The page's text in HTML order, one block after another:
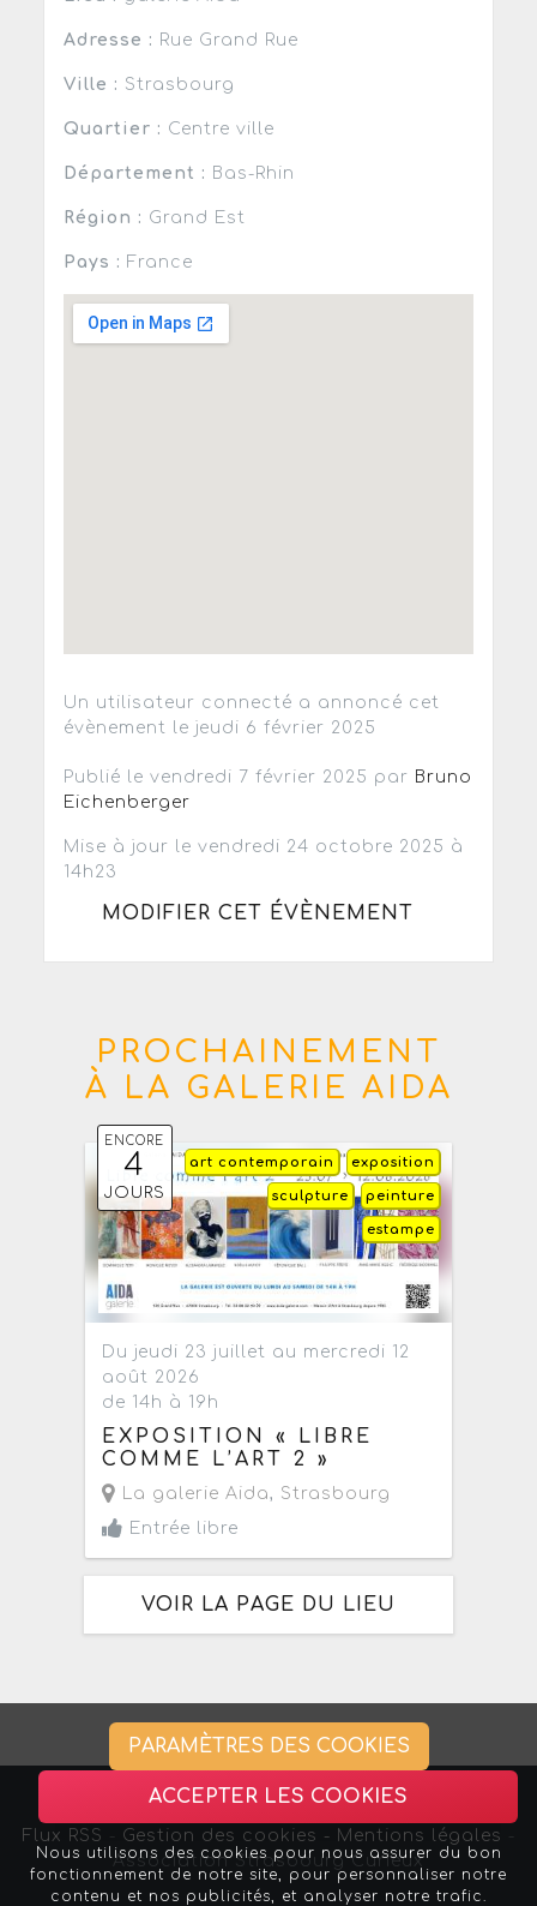
Adresse : Rue Grand Rue
Ville : Strasbourg
Quartier : Centre ville
Département : Bas-Rhin
Région : Grand Est
Pays : France
Un utilisateur connecté a annoncé cet
évènement le jeudi 6 février 2025
Publié le vendredi 7 février 2025 par Bruno
Eichenberger
Mise à jour le vendredi 24 octobre 2025 à
14h23
MODIFIER CET ÉVÈNEMENT
PROCHAINEMENT
À LA GALERIE AIDA
ENCORE
4
JOURS
exposition
art contemporain
peinture
sculpture
estampe
Du jeudi 23 juillet au mercredi 12
août 2026
de 14h à 19h
EXPOSITION « LIBRE
COMME L’ART 2 »
La galerie Aida, Strasbourg
Entrée libre
VOIR LA PAGE DU LIEU
Flux RSS Gestion des cookies - Mentions légales
Association Strasbourg Curieux
PARAMÈTRES DES COOKIES
ACCEPTER LES COOKIES
Nous utilisons des cookies pour nous assurer du bon
fonctionnement de notre site, pour personnaliser notre
contenu et nos publicités, et analyser notre trafic.